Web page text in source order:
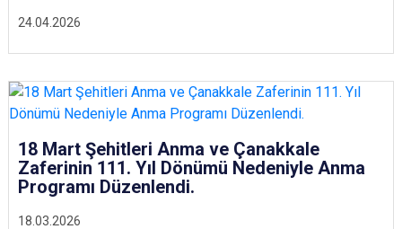
24.04.2026
18.03.2026
18 Mart Şehitleri Anma ve Çanakkale
Zaferinin 111. Yıl Dönümü Nedeniyle Anma
Programı Düzenlendi.